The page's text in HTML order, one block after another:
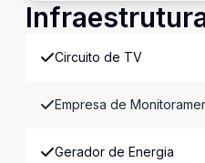
Circuito de TV
Empresa de
Gerador de Energia